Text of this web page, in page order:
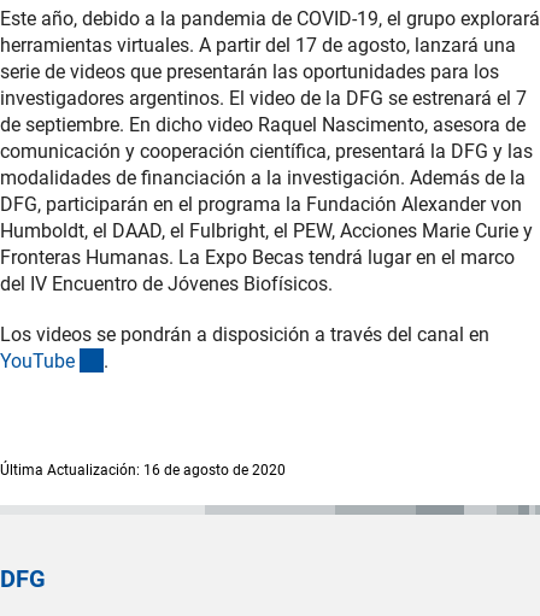
Este año, debido a la pandemia de COVID-19, el grupo explorará
herramientas virtuales. A partir del 17 de agosto, lanzará una
serie de videos que presentarán las oportunidades para los
investigadores argentinos. El video de la DFG se estrenará el 7
de septiembre. En dicho video Raquel Nascimento, asesora de
comunicación y cooperación científica, presentará la DFG y las
modalidades de financiación a la investigación. Además de la
DFG, participarán en el programa la Fundación Alexander von
Humboldt, el DAAD, el Fulbright, el PEW, Acciones Marie Curie y
Fronteras Humanas. La Expo Becas tendrá lugar en el marco
del IV Encuentro de Jóvenes Biofísicos.
Los videos se pondrán a disposición a través del canal en
YouTube .
Última Actualización: 16 de agosto de 2020
DFG